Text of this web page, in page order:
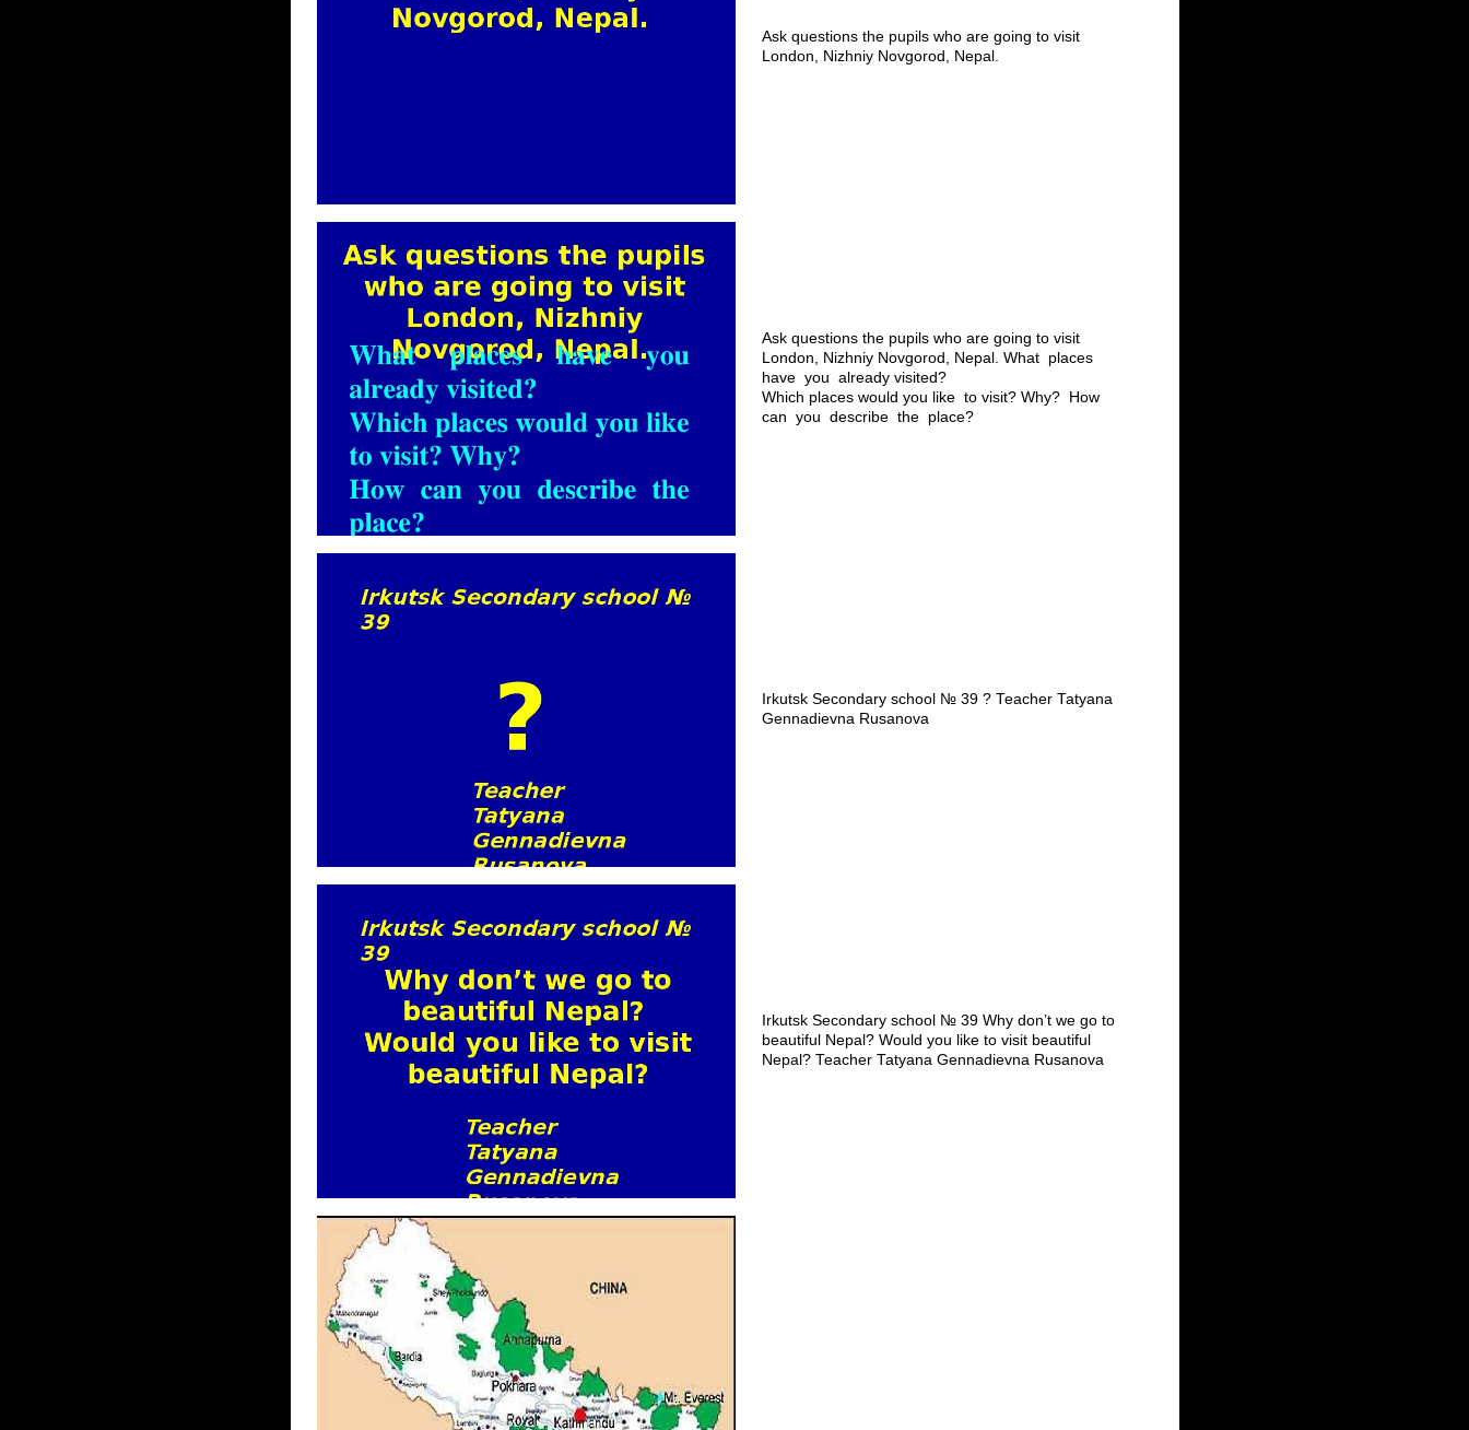
Ask questions the pupils who are going to visit
London, Nizhniy Novgorod, Nepal.
Ask questions the pupils who are going to visit
London, Nizhniy Novgorod, Nepal. What places
have you already visited?
Which places would you like to visit? Why? How
can you describe the place?
Irkutsk Secondary school № 39 ? Teacher Tatyana
Gennadievna Rusanova
Irkutsk Secondary school № 39 Why don’t we go to
beautiful Nepal? Would you like to visit beautiful
Nepal? Teacher Tatyana Gennadievna Rusanova